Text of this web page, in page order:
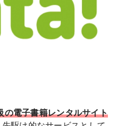
の電子書籍レンタルサイト